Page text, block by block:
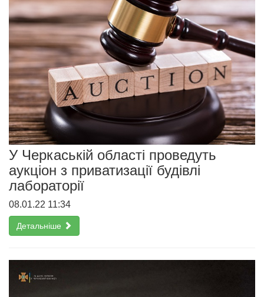
У Черкаській області проведуть
аукціон з приватизації будівлі
лабораторії
08.01.22 11:34
Детальніше